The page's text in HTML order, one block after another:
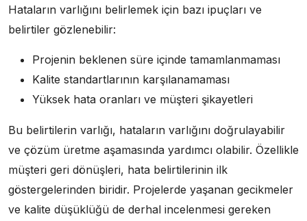
Hataların varlığını belirlemek için bazı ipuçları ve
belirtiler gözlenebilir:
Projenin beklenen süre içinde tamamlanmaması
Kalite standartlarının karşılanamaması
Yüksek hata oranları ve müşteri şikayetleri
Bu belirtilerin varlığı, hataların varlığını doğrulayabilir
ve çözüm üretme aşamasında yardımcı olabilir. Özellikle
müşteri geri dönüşleri, hata belirtilerinin ilk
göstergelerinden biridir. Projelerde yaşanan gecikmeler
ve kalite düşüklüğü de derhal incelenmesi gereken